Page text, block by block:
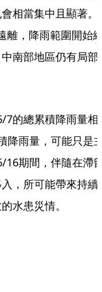
相當集中且顯著。
離，降雨範圍開始
南部地區仍有局部
7的總累積降雨量相
降雨量，可能只是
16期間，伴隨在滯
，所可能帶來持續
水患災情。